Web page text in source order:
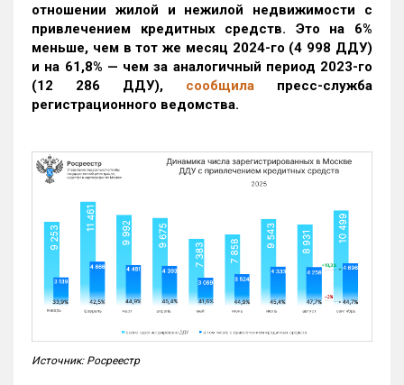
отношении жилой и нежилой недвижимости с
привлечением кредитных средств. Это на 6%
меньше, чем в тот же месяц 2024-го (4 998 ДДУ)
и на 61,8% — чем за аналогичный период 2023-го
(12 286 ДДУ), сообщила пресс-служба
регистрационного ведомства.
Источник: Росреестр